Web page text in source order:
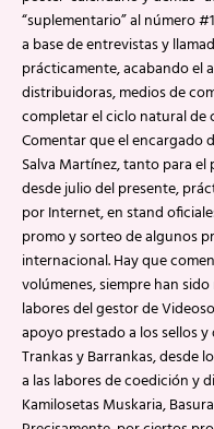
“suplementario” al número
a base de entrevistas y
prácticamente, acabando el
distribuidoras, medios de
completar el ciclo natural
Comentar que el encargado
Salva Martínez, tanto para
desde julio del presente,
por Internet, en stand
promo y sorteo de algunos
internacional. Hay que
volúmenes, siempre han
labores del gestor de
apoyo prestado a los sellos y
Trankas y Barrankas, desde
a las labores de coedición y
Kamilosetas Muskaria,